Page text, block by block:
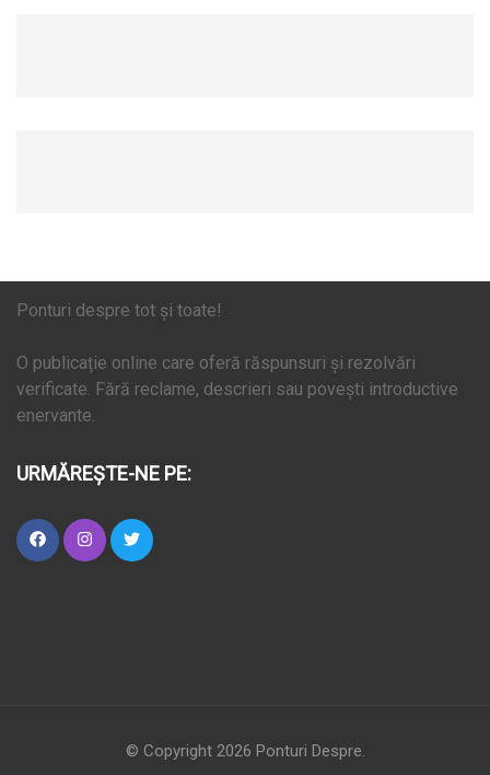
Ponturi despre tot și toate!
O publicație online care oferă răspunsuri și rezolvări
verificate. Fără reclame, descrieri sau povești introductive
enervante.
URMĂREȘTE-NE PE:
© Copyright 2026 Ponturi Despre.